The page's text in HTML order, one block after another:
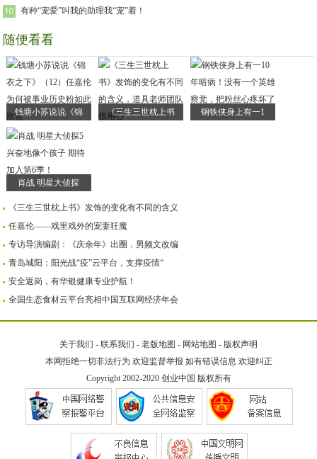
有种“宠爱”叫我的助理我“宠”着！
随便看看
钱塘小苏说说《锦 《三生三世枕上书 钢铁侠身上有一1
肖战 明星大侦探
《三生三世枕上书》发饰的变化有不同的含义
任嘉伦——戏里戏外的宠妻狂魔
专访导演编剧：《庆余年》出圈，男频文改编
青岛城阳：阳光战“疫”云平台，支撑疫情“
安全返岗，有华银健康专业护航！
全国生态食材云平台亮相中国互联网经济年会
关于我们 - 联系我们 - 老版地图 - 网站地图 - 版权声明
本网拒绝一切非法行为 欢迎监督举报 如有错误信息 欢迎纠正
Copyright 2002-2020 创业中国 版权所有